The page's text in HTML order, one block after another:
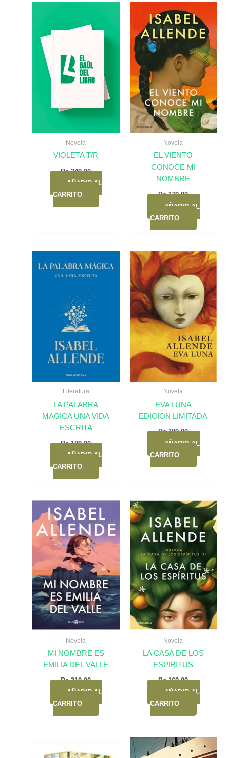
Novela
VIOLETA T/R
Bs.249,00
AÑADIR AL
CARRITO
Novela
EL VIENTO
CONOCE MI
NOMBRE
Bs.179,00
AÑADIR AL
CARRITO
Literatura
LA PALABRA
MAGICA UNA VIDA
ESCRITA
Bs.189,00
AÑADIR AL
CARRITO
Novela
EVA LUNA
EDICION LIMITADA
Bs.189,00
AÑADIR AL
CARRITO
Novela
MI NOMBRE ES
EMILIA DEL VALLE
Bs.319,00
AÑADIR AL
CARRITO
Novela
LA CASA DE LOS
ESPIRITUS
Bs.169,00
AÑADIR AL
CARRITO